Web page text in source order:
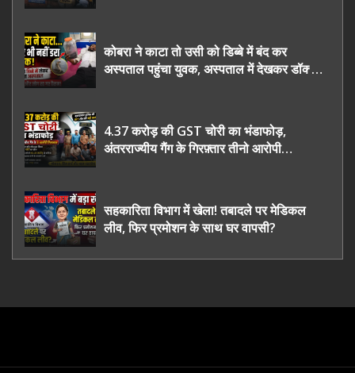
कोबरा ने काटा तो उसी को डिब्बे में बंद कर
अस्पताल पहुंचा युवक, अस्पताल में देखकर डॉक्टर
4.37 करोड़ की GST चोरी का भंडाफोड़,
अंतरराज्यीय गैंग के गिरफ़्तार तीनो आरोपी
सहकारिता विभाग में खेला! तबादले पर मेडिकल
लीव, फिर प्रमोशन के साथ घर वापसी?